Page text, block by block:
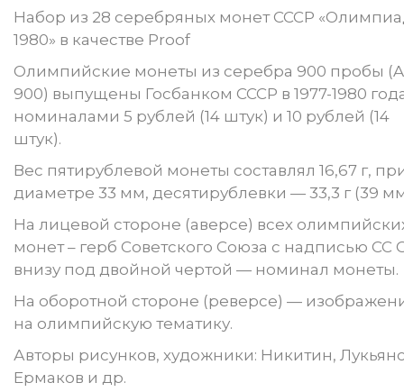
Набор из 28 серебряных монет СССР
1980» в качестве Proof
Олимпийские монеты из серебра 900 пробы
900) выпущены Госбанком СССР в 1977-1980
номиналами 5 рублей (14 штук) и 10 рублей (14
штук).
Вес пятирублевой монеты составлял 16,67 г,
диаметре 33 мм, десятирублевки — 33,3 г (39
На лицевой стороне (аверсе) всех
монет – герб Советского Союза с надписью СС
внизу под двойной чертой — номинал монеты.
На оборотной стороне (реверсе) —
на олимпийскую тематику.
Авторы рисунков, художники: Никитин,
Ермаков и др.